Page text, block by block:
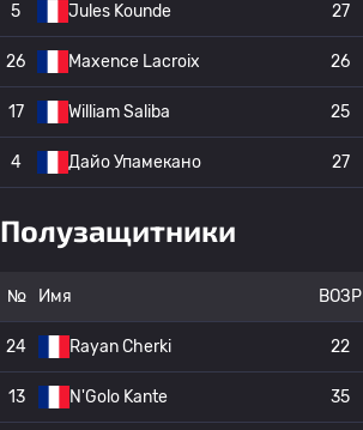
5 Jules Kounde 27
26 Maxence Lacroix 26
17 William Saliba 25
4 Дайо Упамекано 27
Полузащитники
№ Имя ВОЗР
24 Rayan Cherki 22
13 N'Golo Kante 35